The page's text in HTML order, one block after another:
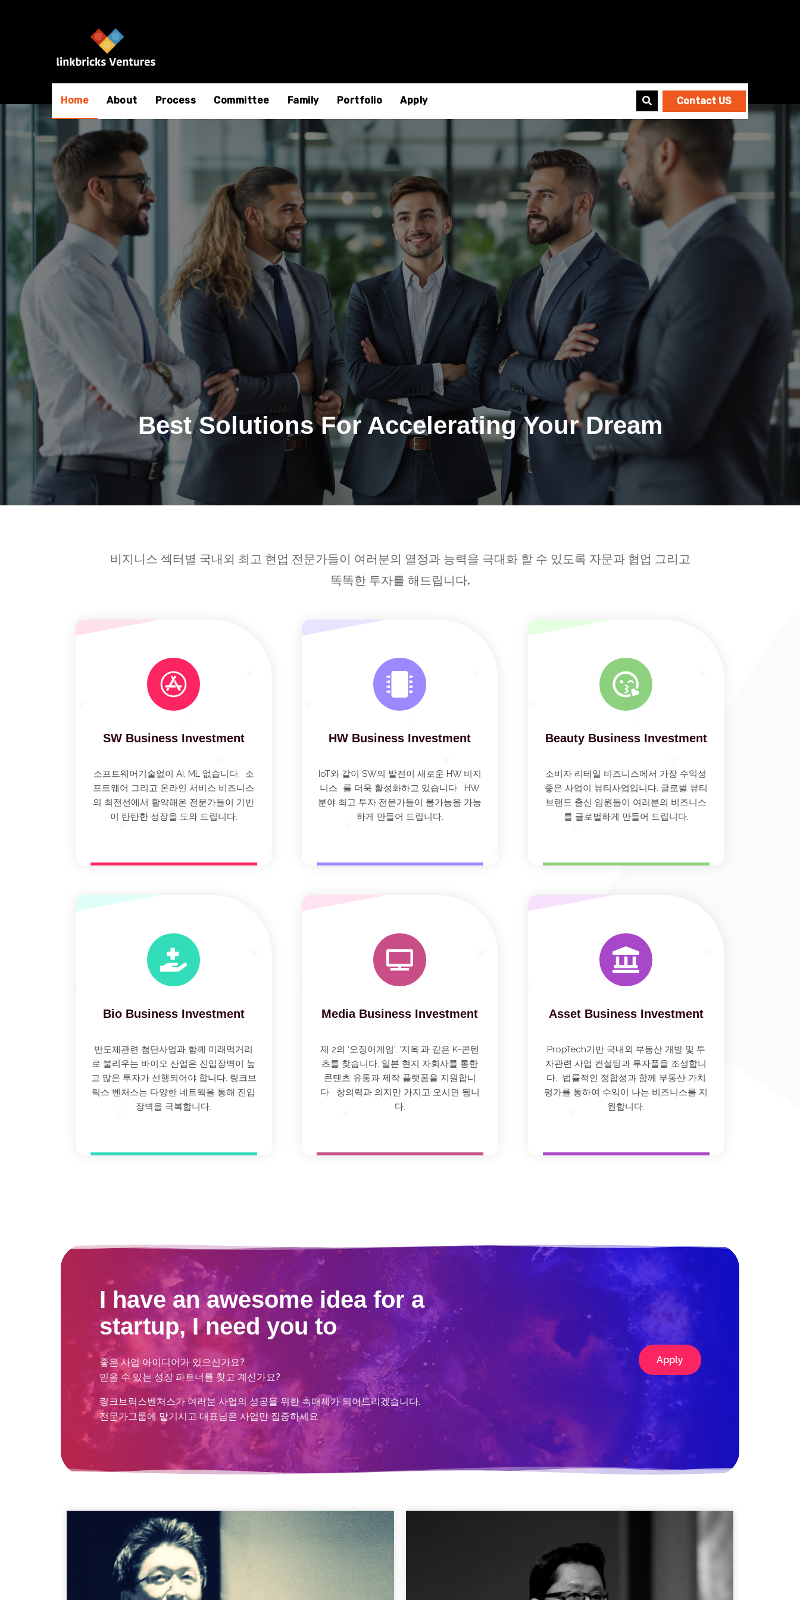
Home About Process Committee Family Portfolio Apply Contact US
Best Solutions For Accelerating Your Dream
비지니스 섹터별 국내외 최고 현업 전문가들이 여러분의 열정과 능력을 극대화 할 수 있도록 자문과 협업 그리고
똑똑한 투자를 해드립니다.
SW Business Investment
소프트웨어기술없이 AI, ML 없습니다. 소
프트웨어 그리고 온라인 서비스 비즈니스
의 최전선에서 활약해온 전문가들이 기반
이 탄탄한 성장을 도와 드립니다.
HW Business Investment
IoT와 같이 SW의 발전이 새로운 HW 비지
니스 를 더욱 활성화하고 있습니다. HW
분야 최고 투자 전문가들이 불가능을 가능
하게 만들어 드립니다.
Beauty Business Investment
소비자 리테일 비즈니스에서 가장 수익성
좋은 사업이 뷰티사업입니다. 글로벌 뷰티
브랜드 출신 임원들이 여러분의 비즈니스
를 글로벌하게 만들어 드립니다.
Bio Business Investment
반도체관련 첨단사업과 함께 미래먹거리
로 불리우는 바이오 산업은 진입장벽이 높
고 많은 투자가 선행되어야 합니다. 링크브
릭스 벤처스는 다양한 네트웍을 통해 진입
장벽을 극복합니다.
Media Business Investment
제 2의 ‘오징어게임’, ‘지옥’과 같은 K-콘텐
츠를 찾습니다. 일본 현지 자회사를 통한
콘텐츠 유통과 제작 플랫폼을 지원합니
다. 창의력과 의지만 가지고 오시면 됩니
다.
Asset Business Investment
PropTech기반 국내외 부동산 개발 및 투
자관련 사업 컨설팅과 투자풀을 조성합니
다. 법률적인 정합성과 함께 부동산 가치
평가를 통하여 수익이 나는 비즈니스를 지
원합니다.
I have an awesome idea for a
startup, I need you to
좋은 사업 아이디어가 있으신가요?
믿을 수 있는 성장 파트너를 찾고 계신가요?
링크브릭스벤처스가 여러분 사업의 성공을 위한 촉매제가 되어드리겠습니다.
전문가그룹에 맡기시고 대표님은 사업만 집중하세요
Apply